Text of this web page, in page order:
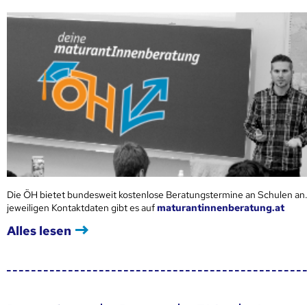
Die ÖH bietet bundesweit kostenlose Beratungstermine an Schulen
jeweiligen Kontaktdaten gibt es aufmaturantinnenberatung.at
Alles lesen